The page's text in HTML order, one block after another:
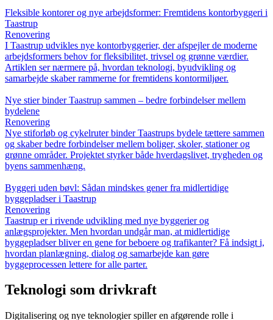
Fleksible kontorer og nye arbejdsformer: Fremtidens kontorbyggeri i
Taastrup
Renovering
I Taastrup udvikles nye kontorbyggerier, der afspejler de moderne
arbejdsformers behov for fleksibilitet, trivsel og grønne værdier.
Artiklen ser nærmere på, hvordan teknologi, byudvikling og
samarbejde skaber rammerne for fremtidens kontormiljøer.
Nye stier binder Taastrup sammen – bedre forbindelser mellem
bydelene
Renovering
Nye stiforløb og cykelruter binder Taastrups bydele tættere sammen
og skaber bedre forbindelser mellem boliger, skoler, stationer og
grønne områder. Projektet styrker både hverdagslivet, trygheden og
byens sammenhæng.
Byggeri uden bøvl: Sådan mindskes gener fra midlertidige
byggepladser i Taastrup
Renovering
Taastrup er i rivende udvikling med nye byggerier og
anlægsprojekter. Men hvordan undgår man, at midlertidige
byggepladser bliver en gene for beboere og trafikanter? Få indsigt i,
hvordan planlægning, dialog og samarbejde kan gøre
byggeprocessen lettere for alle parter.
Teknologi som drivkraft
Digitalisering og nye teknologier spiller en afgørende rolle i